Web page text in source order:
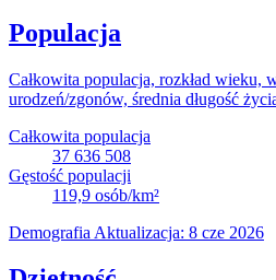
Populacja
Całkowita populacja, rozkład wieku,
urodzeń/zgonów, średnia długość
Całkowita populacja
37 636 508
Gęstość populacji
119,9 osób/km²
Demografia Aktualizacja: 8 cze 2026